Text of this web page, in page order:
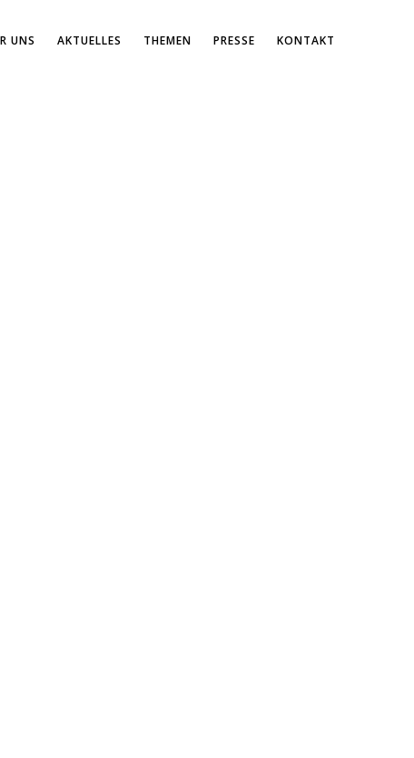
UNS AKTUELLES THEMEN PRESSE KONTAKT